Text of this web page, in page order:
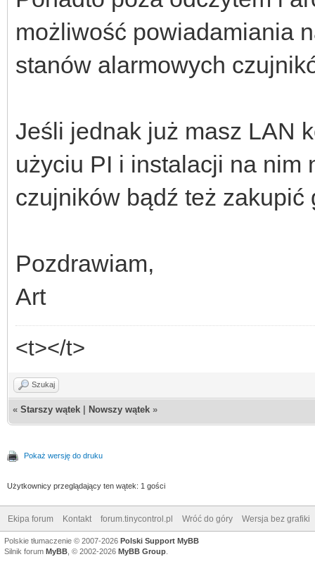
możliwość powiadamiania
stanów alarmowych
Jeśli jednak już masz LAN
użyciu PI i instalacji na nim
czujników bądź też
Pozdrawiam,
Art
<t></t>
Szukaj
« Starszy wątek Nowszy wątek »
Pokaż wersję do druku
Użytkownicy przeglądający ten wątek: 1 gości
Ekipa forum Kontakt forum.tinycontrol.pl Wróć do góry Wersja bez grafiki
Polskie tłumaczenie © 2007-2026 Polski Support MyBB
Silnik forum MyBB , © 2002-2026 MyBB Group